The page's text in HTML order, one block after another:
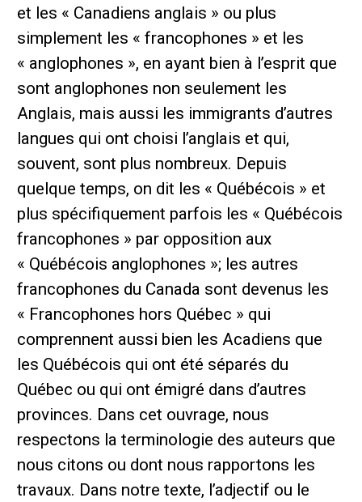
et les « Canadiens anglais » ou plus
simplement les « francophones » et les
« anglophones », en ayant bien à l’esprit que
sont anglophones non seulement les
Anglais, mais aussi les immigrants d’autres
langues qui ont choisi l’anglais et qui,
souvent, sont plus nombreux. Depuis
quelque temps, on dit les « Québécois » et
plus spécifiquement parfois les « Québécois
francophones » par opposition aux
« Québécois anglophones »; les autres
francophones du Canada sont devenus les
« Francophones hors Québec » qui
comprennent aussi bien les Acadiens que
les Québécois qui ont été séparés du
Québec ou qui ont émigré dans d’autres
provinces. Dans cet ouvrage, nous
respectons la terminologie des auteurs que
nous citons ou dont nous rapportons les
travaux. Dans notre texte, l’adjectif ou le